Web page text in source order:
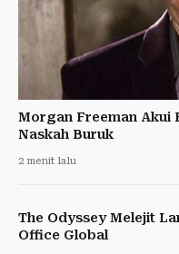
Morgan Freeman Akui
Naskah Buruk
2 menit lalu
The Odyssey Melejit
Office Global